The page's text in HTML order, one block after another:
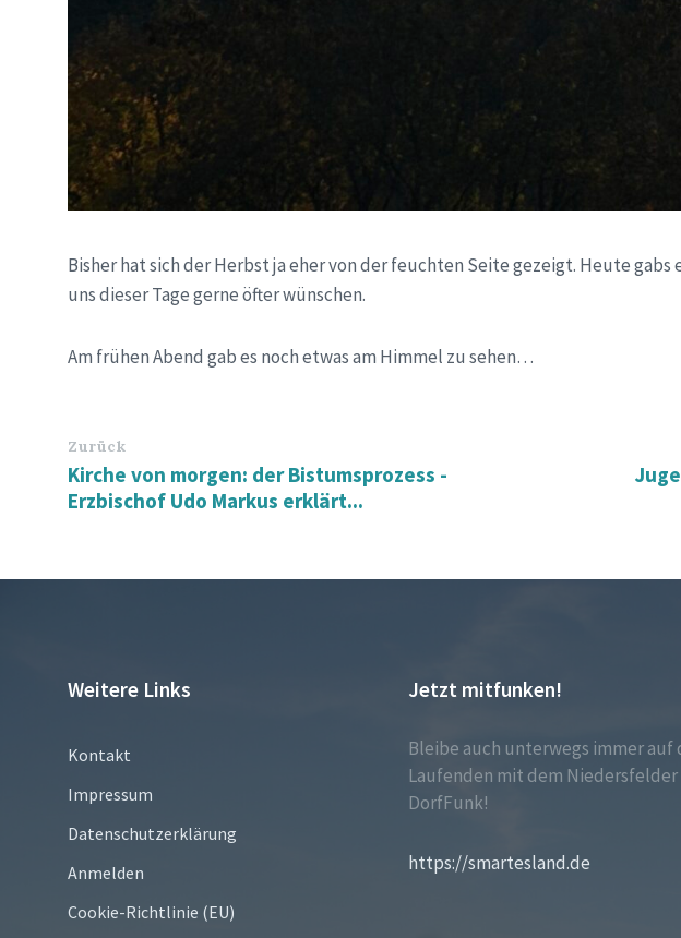
Bisher hat sich der Herbst ja eher von der feuchten Seite gezeigt. Heute gabs
uns dieser Tage gerne öfter wünschen.
Am frühen Abend gab es noch etwas am Himmel zu sehen…
Zurück
Kirche von morgen: der Bistumsprozess -
Erzbischof Udo Markus erklärt...
Weitere Links
Kontakt
Impressum
Datenschutzerklärung
Anmelden
Cookie-Richtlinie (EU)
Jetzt mitfunken!
Bleibe auch unterwegs immer auf
Laufenden mit dem Niedersfelder
DorfFunk!
https://smartesland.de